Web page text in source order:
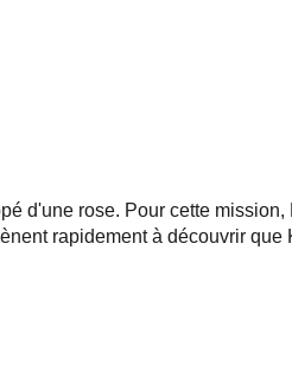
d'une rose. Pour cette mission,
rapidement à découvrir que